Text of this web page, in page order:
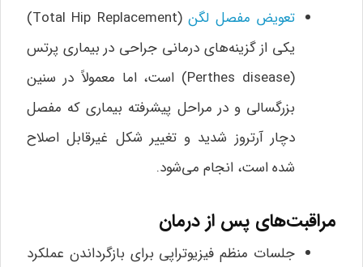
تعویض مفصل لگن
(Total Hip Replacement)
یکی از گزینه‌های درمانی جراحی در بیماری پرتس
(Perthes disease) است، اما معمولاً در سنین
بزرگسالی و در مراحل پیشرفته بیماری که مفصل
دچار آرتروز شدید و تغییر شکل غیرقابل اصلاح
شده است، انجام می‌شود.
مراقبت‌های پس از درمان
جلسات منظم فیزیوتراپی برای بازگرداندن عملکرد